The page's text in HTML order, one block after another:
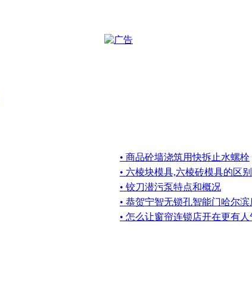
• 商品砼墙浇筑用快拆止水螺栓
• 六棱块模具,六棱砖模具的区别
• 铰刀潜污泵特点和概况
• 恭贺宁智无锁孔智能门哈尔
• 怎么让窗帘连锁店开在更有人